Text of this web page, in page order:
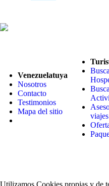
Venezuelatuya
Nosotros
Contacto
Testimonios
Mapa del sitio
viajes
Utilizamos Cookies propias y de